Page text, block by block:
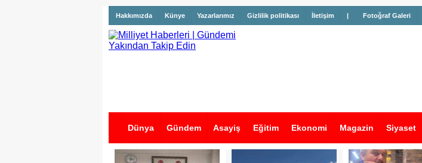
Hakkımızda Künye Yazarlarımız Gizlilik politikası İletişim | Fotoğraf Galeri
Dünya Gündem Asayiş Eğitim Ekonomi Magazin Siyaset
İş İlanları